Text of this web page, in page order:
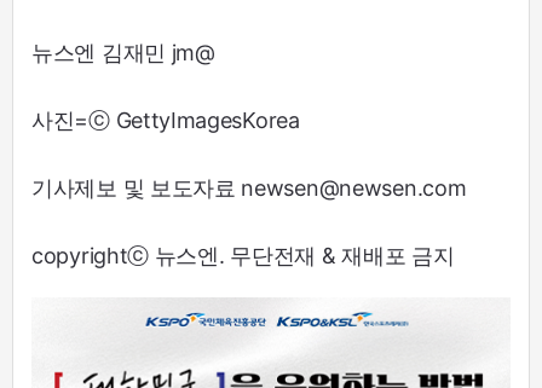
뉴스엔 김재민 jm@
사진=ⓒ GettyImagesKorea
기사제보 및 보도자료 newsen@newsen.com
copyrightⓒ 뉴스엔. 무단전재 & 재배포 금지